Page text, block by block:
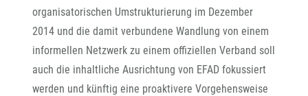
organisatorischen Umstrukturierung im Dezember
2014 und die damit verbundene Wandlung von einem
informellen Netzwerk zu einem offiziellen Verband soll
auch die inhaltliche Ausrichtung von EFAD fokussiert
werden und künftig eine proaktivere Vorgehensweise